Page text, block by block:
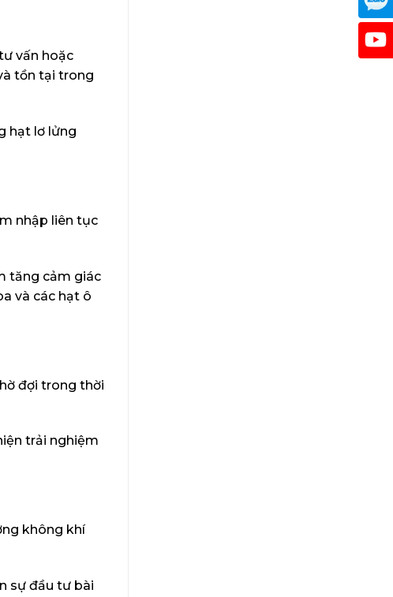
vấn hoặc
tồn tại trong
hạt lơ lửng
nhập liên tục
tăng cảm giác
và các hạt ô
đợi trong thời
trải nghiệm
không khí
sự đầu tư bài